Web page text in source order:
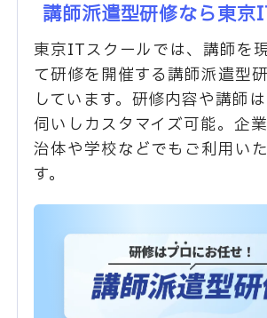
講師派遣型研修なら東京
東京ITスクールでは、講師を
て研修を開催する講師派遣型
しています。研修内容や講師
伺いしカスタマイズ可能。企
治体や学校などでもご利用い
す。